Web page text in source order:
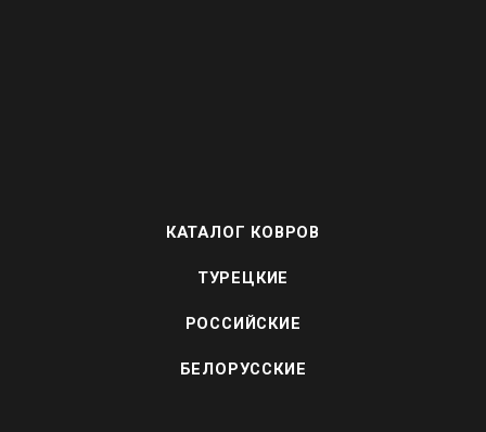
КАТАЛОГ КОВРОВ
ТУРЕЦКИЕ
РОССИЙСКИЕ
БЕЛОРУССКИЕ